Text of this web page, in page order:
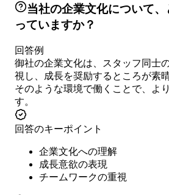
当社の企業文化について
っていますか？
回答例
御社の企業文化は、スタッフ同士
視し、成長を奨励するところが素
そのような環境で働くことで、よ
す。
回答のキーポイント
企業文化への理解
成長意欲の表現
チームワークの重視